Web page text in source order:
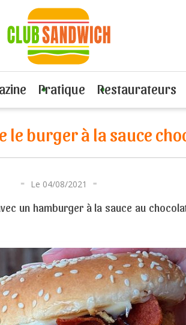
Pratique Restaurateurs
chocolat !
le burger à la sauce
Le 04/08/2021
un hamburger à la sauce au